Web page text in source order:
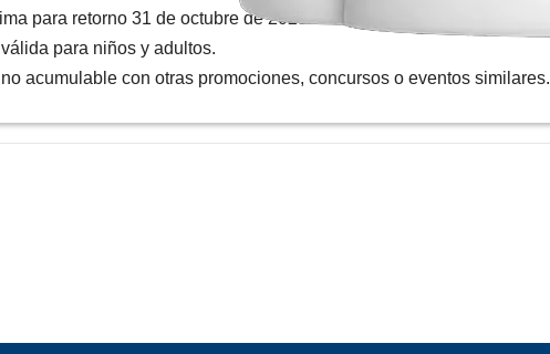
para retorno 31 de octubre de 2025.
para niños y adultos.
acumulable con otras promociones, concursos o eventos similares.